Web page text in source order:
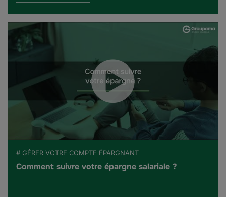
# GÉRER VOTRE COMPTE ÉPARGNANT
Comment suivre votre épargne salariale ?